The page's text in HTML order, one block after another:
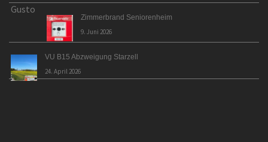
Zimmerbrand Seniorenheim
9. Juni 2026
VU B15 Abzweigung Starzell
24. April 2026